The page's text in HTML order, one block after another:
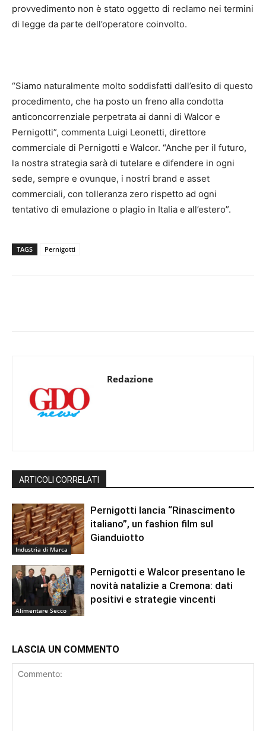
provvedimento non è stato oggetto di reclamo nei termini
di legge da parte dell’operatore coinvolto.
“Siamo naturalmente molto soddisfatti dall’esito di questo
procedimento, che ha posto un freno alla condotta
anticoncorrenziale perpetrata ai danni di Walcor e
Pernigotti”, commenta Luigi Leonetti, direttore
commerciale di Pernigotti e Walcor. “Anche per il futuro,
la nostra strategia sarà di tutelare e difendere in ogni
sede, sempre e ovunque, i nostri brand e asset
commerciali, con tolleranza zero rispetto ad ogni
tentativo di emulazione o plagio in Italia e all’estero”.
TAGS Pernigotti
Redazione
ARTICOLI CORRELATI
Industria di Marca
Pernigotti lancia “Rinascimento
italiano”, un fashion film sul
Gianduiotto
Alimentare Secco
Pernigotti e Walcor presentano le
novità natalizie a Cremona: dati
positivi e strategie vincenti
LASCIA UN COMMENTO